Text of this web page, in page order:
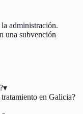
administración.
una subvención
▾
en Galicia?